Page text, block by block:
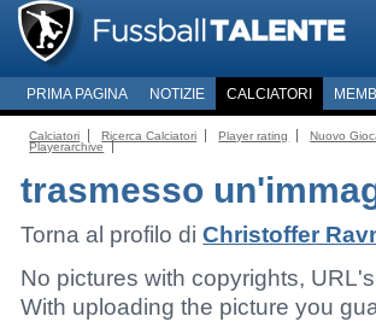
PRIMA PAGINA NOTIZIE CALCIATORI
Calciatori Ricerca Calciatori Player rating Nuovo
Playerarchive
trasmesso
Torna al profilo diChristoffer
No pictures with copyrights,
With uploading the picture you